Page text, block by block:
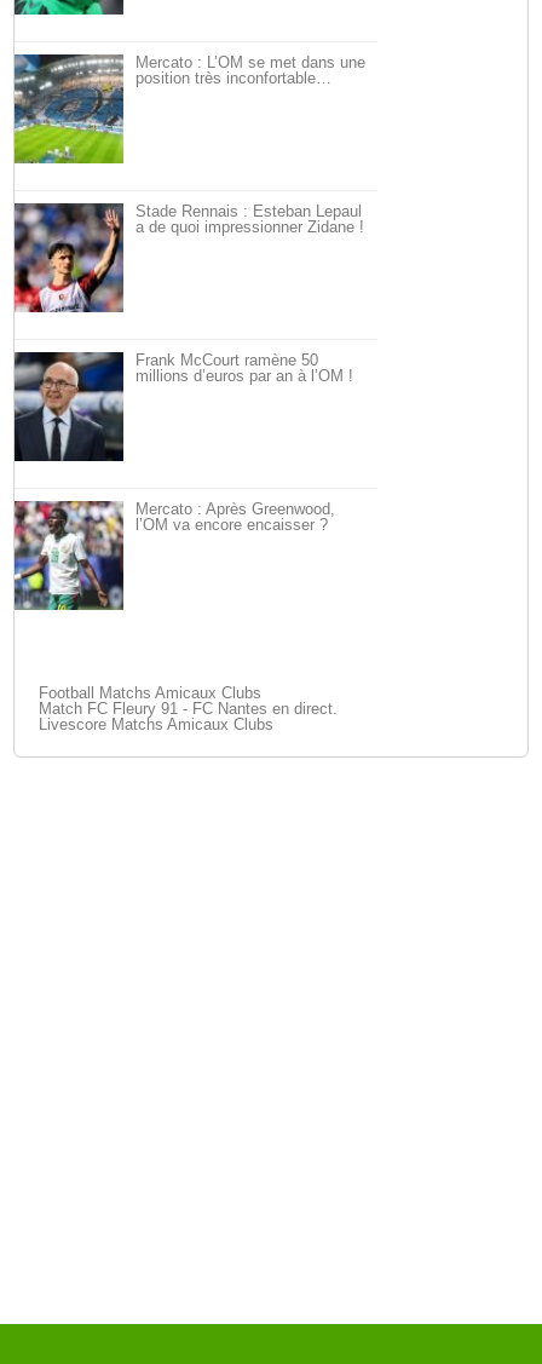
Mercato : L’OM se met dans une
position très inconfortable…
Stade Rennais : Esteban Lepaul
a de quoi impressionner Zidane !
Frank McCourt ramène 50
millions d’euros par an à l’OM !
Mercato : Après Greenwood,
l’OM va encore encaisser ?
Football Matchs Amicaux Clubs
Match FC Fleury 91 - FC Nantes en direct.
Livescore Matchs Amicaux Clubs